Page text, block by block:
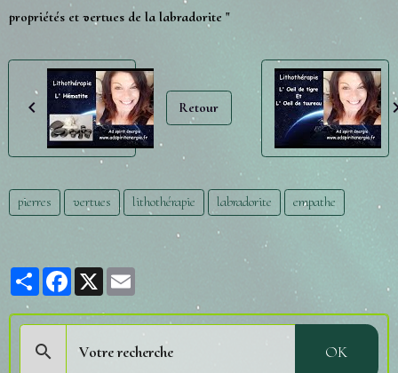
propriétés et vertues de la labradorite "
Retour
pierres vertues lithothérapie labradorite empathe
PartagerFacebook
X
OK